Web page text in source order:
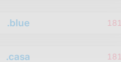
.blue
.casa